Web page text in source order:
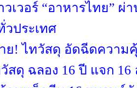
เวอร์ “อาหารไทย” ผ่า
วประเทศ
ย! ไทวัสดุ อัดฉีดควา
สดุ ฉลอง 16 ปี แจก